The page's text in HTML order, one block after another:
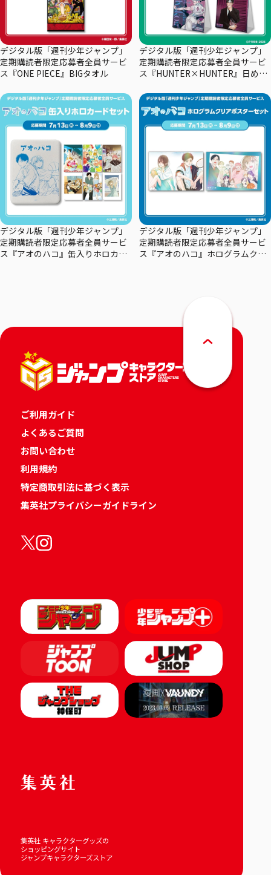
デジタル版「週刊少年ジャンプ」
定期購読者限定応募者全員サービ
ス『ONE PIECE』BIGタオル
デジタル版「週刊少年ジャンプ」
定期購読者限定応募者全員サービ
ス『HUNTER×HUNTER』日めく
デジタル版「週刊少年ジャンプ」
定期購読者限定応募者全員サービ
ス『アオのハコ』缶入りホロカー
デジタル版「週刊少年ジャンプ」
定期購読者限定応募者全員サービ
ス『アオのハコ』ホログラムクリ
ご利用ガイド
よくあるご質問
お問い合わせ
利用規約
特定商取引法に基づく表示
集英社プライバシーガイドライン
集英社 キャラクターグッズの
ショッピングサイト
ジャンプキャラクターズストア